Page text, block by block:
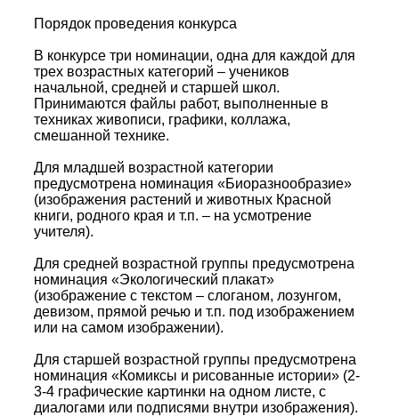
Порядок проведения конкурса
В конкурсе три номинации, одна для каждой для
трех возрастных категорий – учеников
начальной, средней и старшей школ.
Принимаются файлы работ, выполненные в
техниках живописи, графики, коллажа,
смешанной технике.
Для младшей возрастной категории
предусмотрена номинация «Биоразнообразие»
(изображения растений и животных Красной
книги, родного края и т.п. – на усмотрение
учителя).
Для средней возрастной группы предусмотрена
номинация «Экологический плакат»
(изображение с текстом – слоганом, лозунгом,
девизом, прямой речью и т.п. под изображением
или на самом изображении).
Для старшей возрастной группы предусмотрена
номинация «Комиксы и рисованные истории» (2-
3-4 графические картинки на одном листе, с
диалогами или подписями внутри изображения).